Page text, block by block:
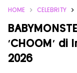
HOME CELEBRITY
‘CHOOM’
2026